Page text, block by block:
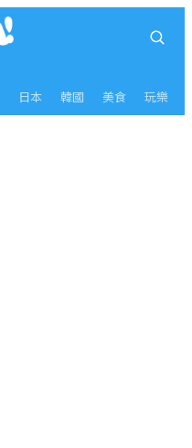
日本 韓國 美食 玩樂